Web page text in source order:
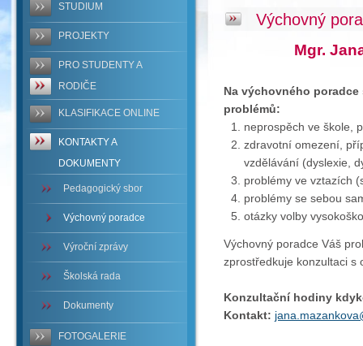
STUDIUM
PROJEKTY
PRO STUDENTY A
RODIČE
KLASIFIKACE ONLINE
KONTAKTY A
DOKUMENTY
Pedagogický sbor
Výchovný poradce
Výroční zprávy
Školská rada
Dokumenty
FOTOGALERIE
Výchovný
Mgr.
Na výchovného
problémů:
neprospěch ve škole,
zdravotní omezení,
vzdělávání (dyslexie,
problémy ve vztazích
problémy se sebou
otázky volby
Výchovný poradce Váš
zprostředkuje konzultaci s
Konzultační hodiny
Kontakt: